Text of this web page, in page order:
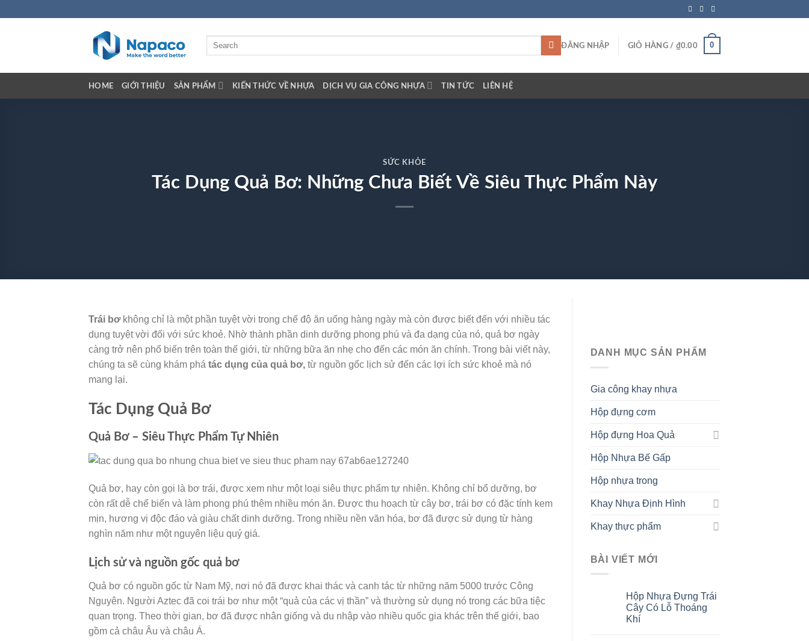
Tìm
ĐĂNG NHẬP GIỎ HÀNG / ₫0.00 0
HOME GIỚI THIỆU SẢN PHẨM KIẾN THỨC VỀ NHỰA DỊCH VỤ GIA CÔNG NHỰA TIN TỨC LIÊN HỆ
SỨC KHỎE
Tác Dụng Quả Bơ: Những Chưa Biết Về Siêu Thực Phẩm Này
Trái bơkhông chỉ là một phần tuyệt vời trong chế độ ăn uống hàng ngày mà còn được biết đến với nhiều tác
dụng tuyệt vời đối với sức khoẻ. Nhờ thành phần dinh dưỡng phong phú và đa dạng của nó, quả bơ ngày
càng trở nên phổ biến trên toàn thế giới, từ những bữa ăn nhẹ cho đến các món ăn chính. Trong bài viết này,
chúng ta sẽ cùng khám phá tác dụng của quả bơ, từ nguồn gốc lịch sử đến các lợi ích sức khoẻ mà nó
mang lại.
Tác Dụng Quả Bơ
Quả Bơ – Siêu Thực Phẩm Tự Nhiên
Quả bơ, hay còn gọi là bơ trái, được xem như một loại siêu thực phẩm tự nhiên. Không chỉ bổ dưỡng, bơ
còn rất dễ chế biến và làm phong phú thêm nhiều món ăn. Được thu hoạch từ cây bơ, trái bơ có đặc tính kem
mịn, hương vị độc đáo và giàu chất dinh dưỡng. Trong nhiều nền văn hóa, bơ đã được sử dụng từ hàng
nghìn năm như một nguyên liệu quý giá.
Lịch sử và nguồn gốc quả bơ
Quả bơ có nguồn gốc từ Nam Mỹ, nơi nó đã được khai thác và canh tác từ những năm 5000 trước Công
Nguyên. Người Aztec đã coi trái bơ như một “quả của các vị thần” và thường sử dụng nó trong các bữa tiệc
quan trọng. Theo thời gian, bơ đã được nhân giống và du nhập vào nhiều quốc gia khác trên thế giới, bao
gồm cả châu Âu và châu Á.
DANH MỤC SẢN PHẨM
Gia công khay nhựa
Hộp đựng cơm
Hộp đựng Hoa Quả
Hộp Nhựa Bế Gấp
Hộp nhựa trong
Khay Nhựa Định Hình
Khay thực phẩm
BÀI VIẾT MỚI
Hộp Nhựa Đựng Trái
Cây Có Lỗ Thoáng
Khí